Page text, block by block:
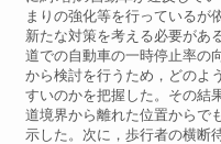
まりの強化等を行っているが
新たな対策を考える必要があ
道での自動車の一時停止率の
から検討を行うため，どのよ
すいのかを把握した。その結
道境界から離れた位置からで
示した。次に，歩行者の横断